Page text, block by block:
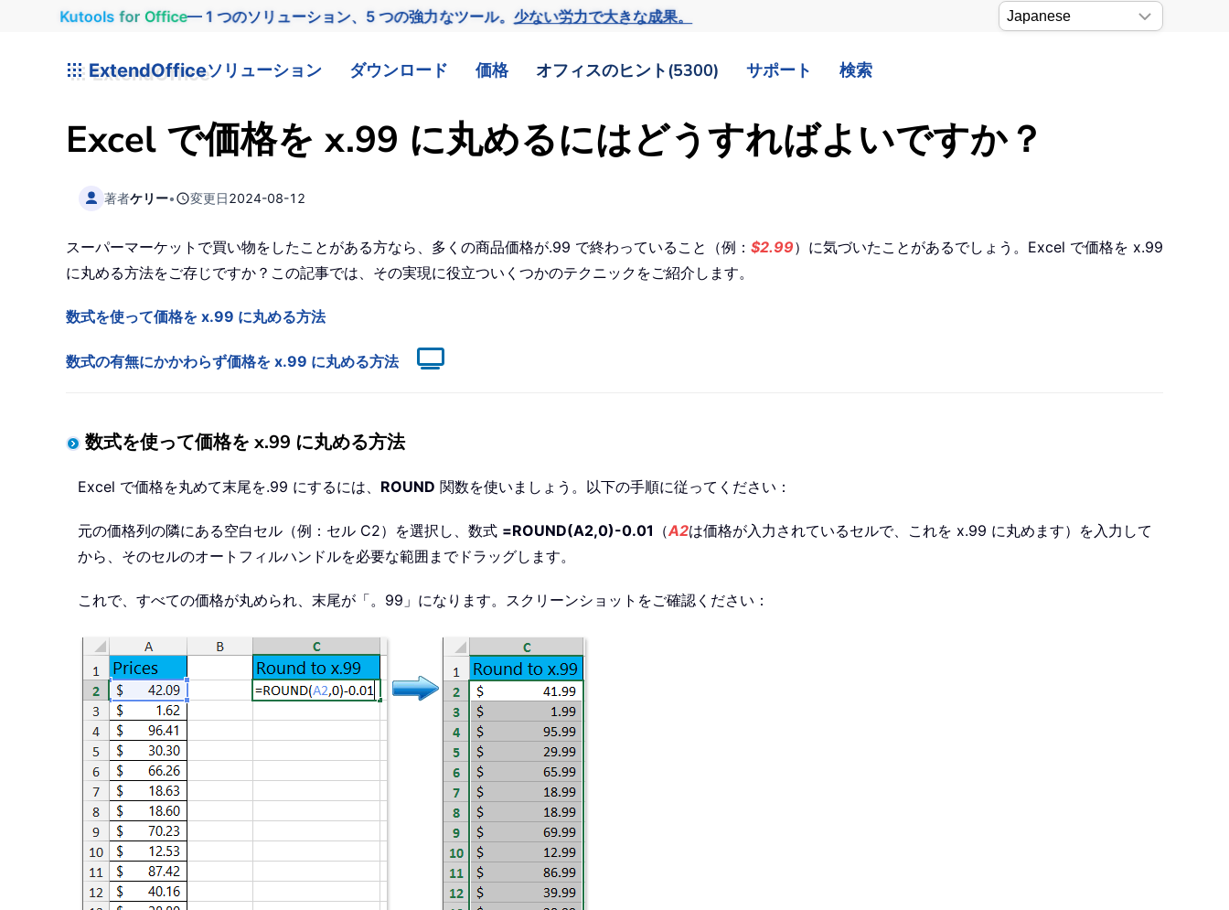
Kutools for Office— 1 つのソリューション、5 つの強力なツール。 少ない労力で大きな成果。
ExtendOfficeソリューション ダウンロード 価格 オフィスのヒント(5300) サポート 検索
Excel で価格を x.99 に丸めるにはどうすればよいですか？
著者ケリー• 変更日2024-08-12
スーパーマーケットで買い物をしたことがある方なら、多くの商品価格が.99 で終わっていること（例： $2.99）に気づいたことがあるでしょう。Excel で価格を x.99
に丸める方法をご存じですか？この記事では、その実現に役立ついくつかのテクニックをご紹介します。
数式を使って価格を x.99 に丸める方法
数式の有無にかかわらず価格を x.99 に丸める方法
数式を使って価格を x.99 に丸める方法
Excel で価格を丸めて末尾を.99 にするには、 ROUND 関数を使いましょう。以下の手順に従ってください：
元の価格列の隣にある空白セル（例：セル C2）を選択し、数式 =ROUND(A2,0)-0.01 （A2は価格が入力されているセルで、これを x.99 に丸めます）を入力して
から、そのセルのオートフィルハンドルを必要な範囲までドラッグします。
これで、すべての価格が丸められ、末尾が「。99」になります。スクリーンショットをご確認ください：